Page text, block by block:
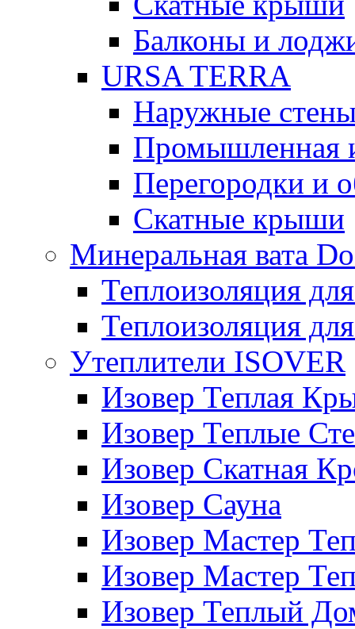
Балконы и
URSA TERRA
Наружные
Промышленная
Перегородки и
Скатные крыши
Минеральная вата
Теплоизоляция
Теплоизоляция
Утеплители ISOVER
Изовер Теплая
Изовер Теплые
Изовер Скатная
Изовер Сауна
Изовер Мастер
Изовер Мастер
Изовер Теплый